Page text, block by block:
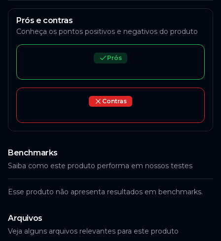
Indisponível
ACESSAR
AliExpress
Indisponível
AliExpress
Indisponível
Prós e contras
Conheça os pontos positivos e negativos do produto
Prós
Contras
Benchmarks
Saiba como este produto performa em nossos testes
Esse produto não apresenta resultados em benchmarks.
Arquivos
Veja alguns arquivos relevantes para este produto